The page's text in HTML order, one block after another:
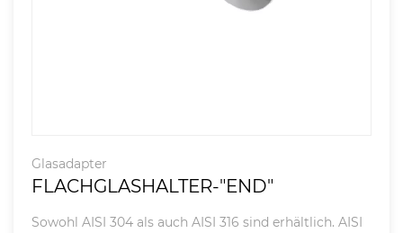
Glasadapter
FLACHGLASHALTER-"END"
Sowohl AISI 304 als auch AISI 316 sind erhältlich. AISI